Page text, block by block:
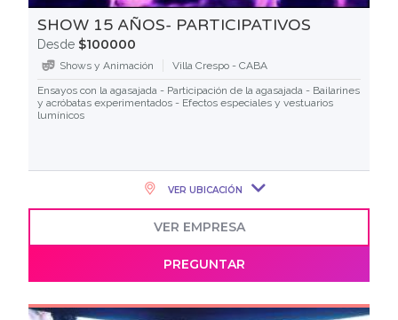
SHOW 15 AÑOS- PARTICIPATIVOS
Desde $100000
Shows y Animación
Villa Crespo - CABA
Ensayos con la agasajada - Participación de la agasajada - Bailarines
y acróbatas experimentados - Efectos especiales y vestuarios
lumínicos
VER UBICACIÓN
VER EMPRESA
PREGUNTAR